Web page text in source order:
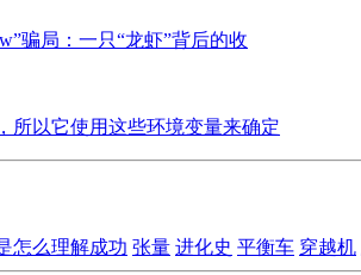
骗局：一只“龙虾”背后的收
所以它使用这些环境变量来确定
怎么理解成功 张量 进化史 平衡车 穿越机